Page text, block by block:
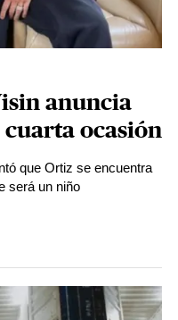
anuncia
ocasión
que Ortiz se encuentra
será un niño